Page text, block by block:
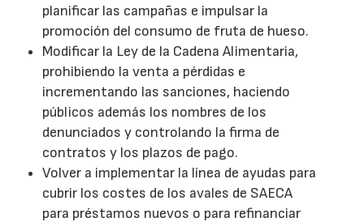
planificar las campañas e impulsar la
promoción del consumo de fruta de hueso.
Modificar la Ley de la Cadena Alimentaria,
prohibiendo la venta a pérdidas e
incrementando las sanciones, haciendo
públicos además los nombres de los
denunciados y controlando la firma de
contratos y los plazos de pago.
Volver a implementar la línea de ayudas para
cubrir los costes de los avales de SAECA
para préstamos nuevos o para refinanciar